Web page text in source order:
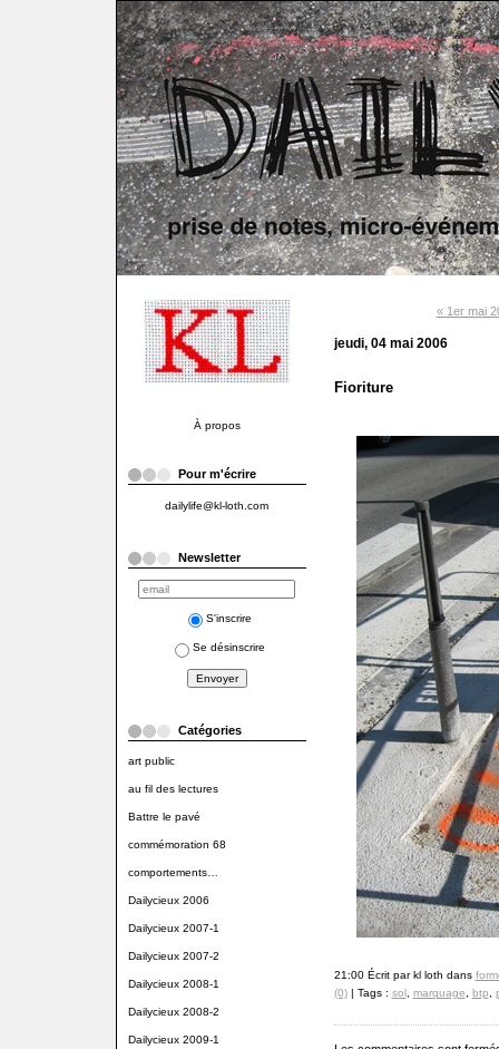
À propos
Pour m'écrire
dailylife@kl-loth.com
Newsletter
S'inscrire
Se désinscrire
Catégories
art public
au fil des lectures
Battre le pavé
commémoration 68
comportements…
Dailycieux 2006
Dailycieux 2007-1
Dailycieux 2007-2
Dailycieux 2008-1
Dailycieux 2008-2
Dailycieux 2009-1
« 1er mai
jeudi, 04 mai 2006
Fioriture
21:00 Écrit par kl loth dans
(0)| Tags : sol, marquage, btp,